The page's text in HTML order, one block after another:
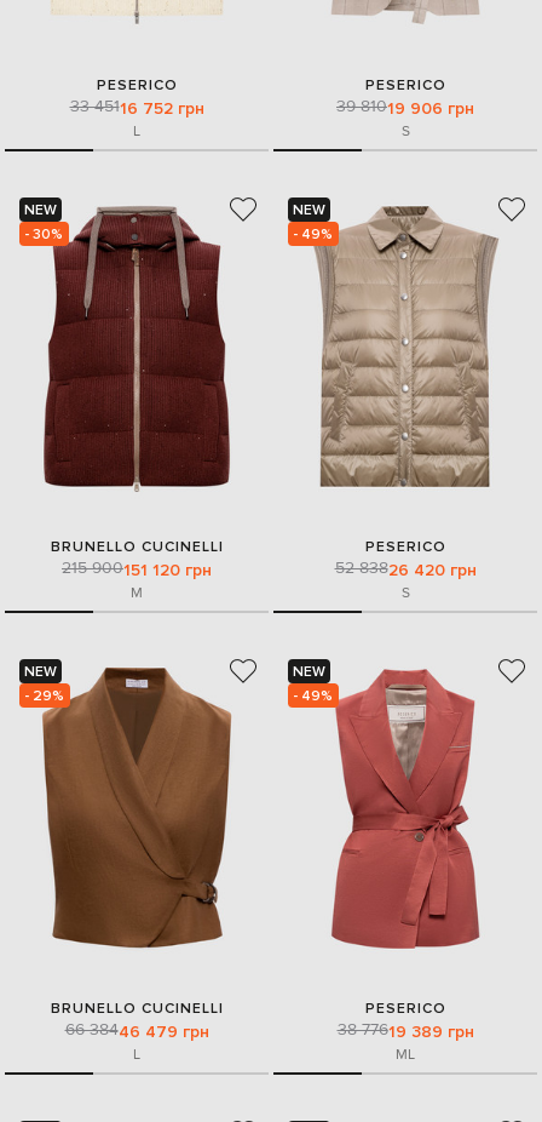
PESERICO
33 45116 752 грн
L
PESERICO
39 81019 906 грн
S
NEW
- 30%
BRUNELLO CUCINELLI
215 900151 120 грн
M
NEW
- 49%
PESERICO
52 83826 420 грн
S
NEW
- 29%
BRUNELLO CUCINELLI
66 38446 479 грн
L
NEW
- 49%
PESERICO
38 77619 389 грн
ML